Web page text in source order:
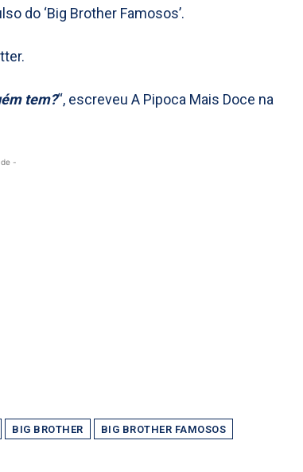
do ‘Big Brother Famosos’.
tem?“, escreveu A Pipoca Mais Doce na
-
BIG BROTHER
BIG BROTHER FAMOSOS